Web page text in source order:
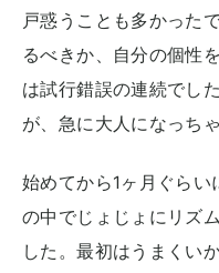
戸惑うことも多かった
るべきか、自分の個性
は試行錯誤の連続でし
が、急に大人になっち
始めてから1ヶ月ぐらい
の中でじょじょにリズ
した。最初はうまくい